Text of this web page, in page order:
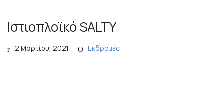
Ιστιοπλοϊκό SALTY
2 Μαρτίου, 2021 Εκδρομές